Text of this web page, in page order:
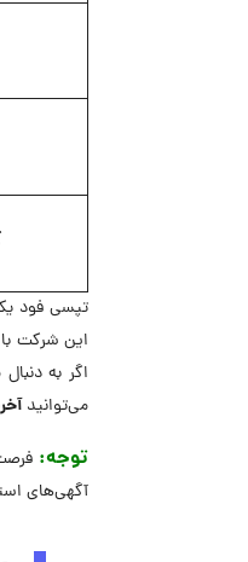
تپسی فود
این شرکت
اگر به
می‌توانید
توجه:
آگهی‌های